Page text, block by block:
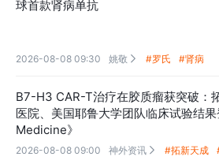
球首款肾病单抗
2026-08-08 09:30 姚敬  #罗氏 #肾病
B7-H3 CAR-T治疗在胶质瘤获突破：
医院、美国耶鲁大学团队临床试验结
Medicine》
2026-08-08 09:00 神外资讯  #拓新天成